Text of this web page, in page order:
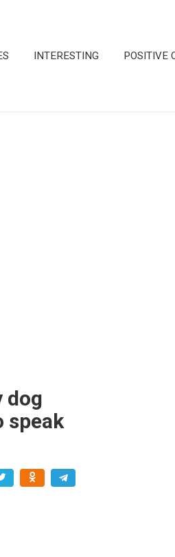
INTERESTING POSITIVE
dog
speak